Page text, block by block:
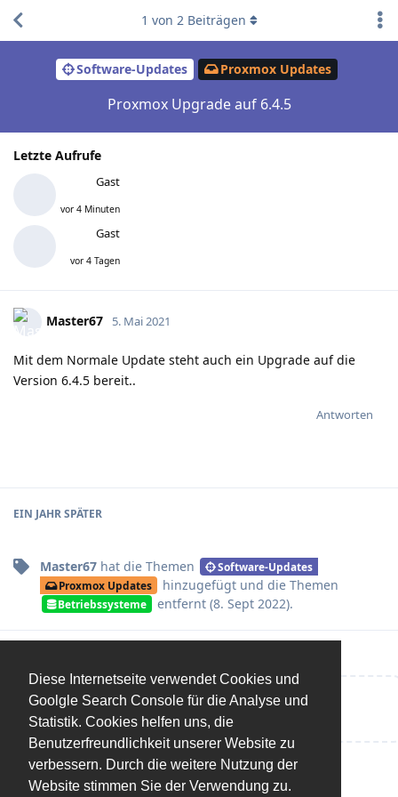
Diese Internetseite verwendet Cookies und
Goolgle Search Console für die Analyse und
Statistik. Cookies helfen uns, die
Benutzerfreundlichkeit unserer Website zu
verbessern. Durch die weitere Nutzung der
Website stimmen Sie der Verwendung zu.
Software-Updates Proxmox Updates
Proxmox Upgrade auf 6.4.5
Letzte Aufrufe
Gast
vor 4 Minuten
Gast
vor 4 Tagen
1 von 2Beiträgen
Master67 5. Mai 2021
Mit dem Normale Update steht auch ein Upgrade auf die
Version 6.4.5 bereit..
Antworten
EIN JAHRSPÄTER
Master67 hat die Themen
Software-Updates
Proxmox Updates
hinzugefügt und die Themen
Betriebssysteme entfernt (8. Sept 2022).
Eine Antwort schreiben…